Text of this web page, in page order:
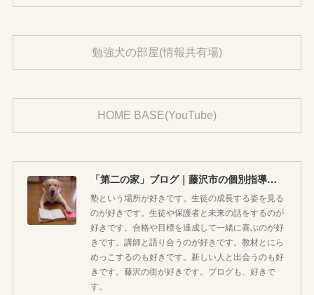
勉強犬の部屋(情報共有場)
HOME BASE(YouTube)
「第二の家」ブログ｜藤沢市の個別指導塾のお話
塾という場所が好きです。生徒の成長する姿を見る
のが好きです。生徒や保護者と未来の話をするのが
好きです。合格や目標を達成して一緒に喜ぶのが好
きです。講師と語り合うのが好きです。教材とにら
めっこするのも好きです。新しい人と出会うのも好
きです。藤沢の街が好きです。ブログも、好きで
す。